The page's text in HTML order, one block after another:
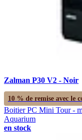
Zalman P30 V2 - Noir
10 % de remise avec le
Boitier PC Mini Tour -
Aquarium
en stock